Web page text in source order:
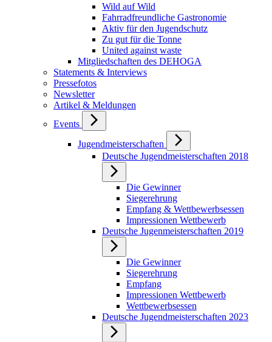
Wild auf Wild
Fahrradfreundliche Gastronomie
Aktiv für den Jugendschutz
Zu gut für die Tonne
United against waste
Mitgliedschaften des DEHOGA
Statements & Interviews
Pressefotos
Newsletter
Artikel & Meldungen
Events
Jugendmeisterschaften
Deutsche Jugendmeisterschaften 2018
Die Gewinner
Siegerehrung
Empfang & Wettbewerbsessen
Impressionen Wettbewerb
Deutsche Jugenmeisterschaften 2019
Die Gewinner
Siegerehrung
Empfang
Impressionen Wettbewerb
Wettbewerbsessen
Deutsche Jugendmeisterschaften 2023